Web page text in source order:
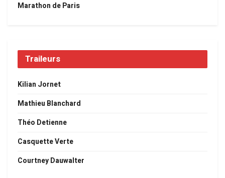
Marathon de Paris
Traileurs
Kilian Jornet
Mathieu Blanchard
Théo Detienne
Casquette Verte
Courtney Dauwalter